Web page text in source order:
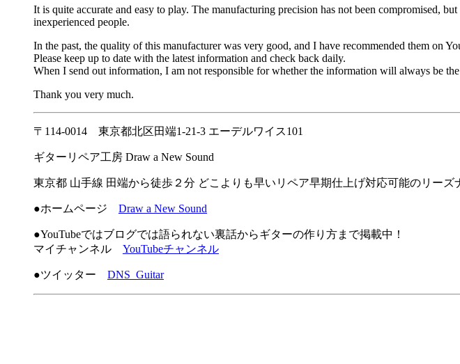
It is quite accurate and easy to play. The manufacturing precision has not been compromised,
inexperienced people.
In the past, the quality of this manufacturer was very good, and I have recommended them on
Please keep up to date with the latest information and check back daily.
When I send out information, I am not responsible for whether the information will always be
Thank you very much.
〒114-0014 東京都北区田端1-21-3 エーデルワイス101
ギターリペア工房 Draw a New Sound
東京都 山手線 田端から徒歩２分 どこよりも早いリペア早期仕上げ対応可能のリー
●ホームページ Draw a New Sound
●YouTubeではブログでは語られない裏話からギターの作り方まで掲載中！
マイチャンネル YouTubeチャンネル
●ツイッター DNS_Guitar